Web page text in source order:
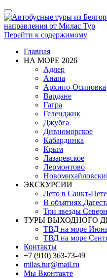
Показать/
Скрыть
навигацию
Перейти к содержимому
Главная
НА МОРЕ 2026
Адлер
Анапа
Архипо-Осиповка
Вардане
Гагра
Геленджик
Джубга
Дивноморское
Кабардинка
Крым
Лазаревское
Лермонтово
ЭКСКУРСИИ
Лето в Санкт-
В объятиях
Три звезды
ТУРЫ ВЫХОДНОГО
ТВД на море
ТВД на море
Контакты
+7 (910) 363-73-49
milas.tur@mail.ru
Мы Вконтакте